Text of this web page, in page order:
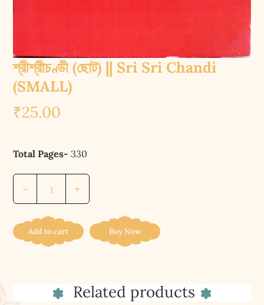
শ্রীশ্রীচণ্ডী (ছোট) || Sri Sri Chandi
(SMALL)
₹25.00
Total Pages-330
-
(ছোট)
Sri
Sri
quantity
+
Add to cart Buy Now
Related products